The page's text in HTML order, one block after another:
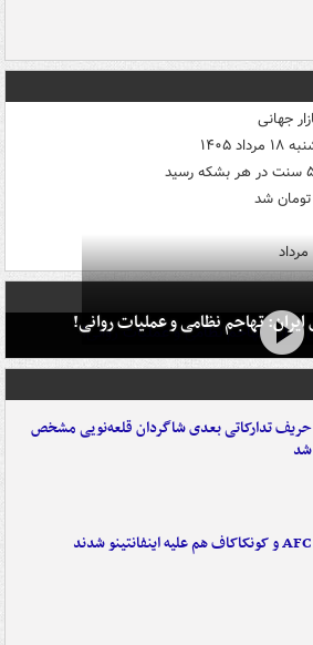
جهانی
۱۴۰۵
تهاجم نظامی و عملیات روانی!
حریف تدارکاتی بعدی شاگردان قلعه‌نویی مشخص
شد
AFC و کونکاکاف هم علیه اینفانتینو شدند